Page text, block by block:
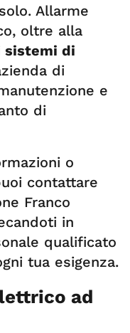
Allarme
oltre alla
sistemi di
di
e
di
o
contattare
Franco
in
qualificato
tua esigenza.
ad